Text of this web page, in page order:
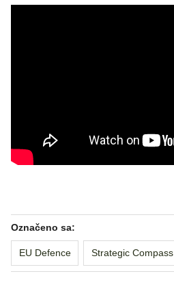
Označeno sa:
EU Defence Strategic Compass